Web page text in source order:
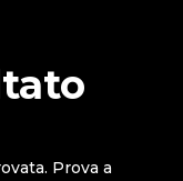
Prova a